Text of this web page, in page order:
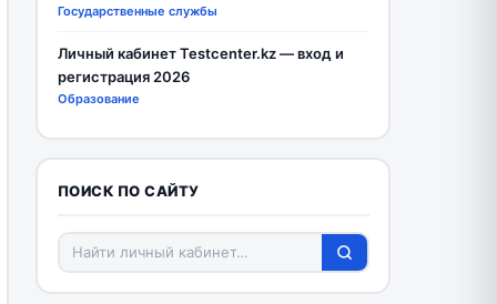
Государственные службы
Личный кабинет Testcenter.kz — вход и
регистрация 2026
Образование
ПОИСК ПО САЙТУ